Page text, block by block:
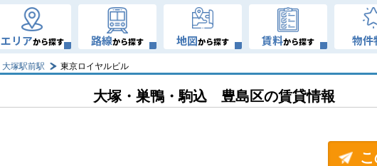
エリアから探す 路線から探す 地図から探す 賃料から探す 物件
大塚駅前駅 東京ロイヤルビル
大塚・巣鴨・駒込 豊島区の賃貸情報